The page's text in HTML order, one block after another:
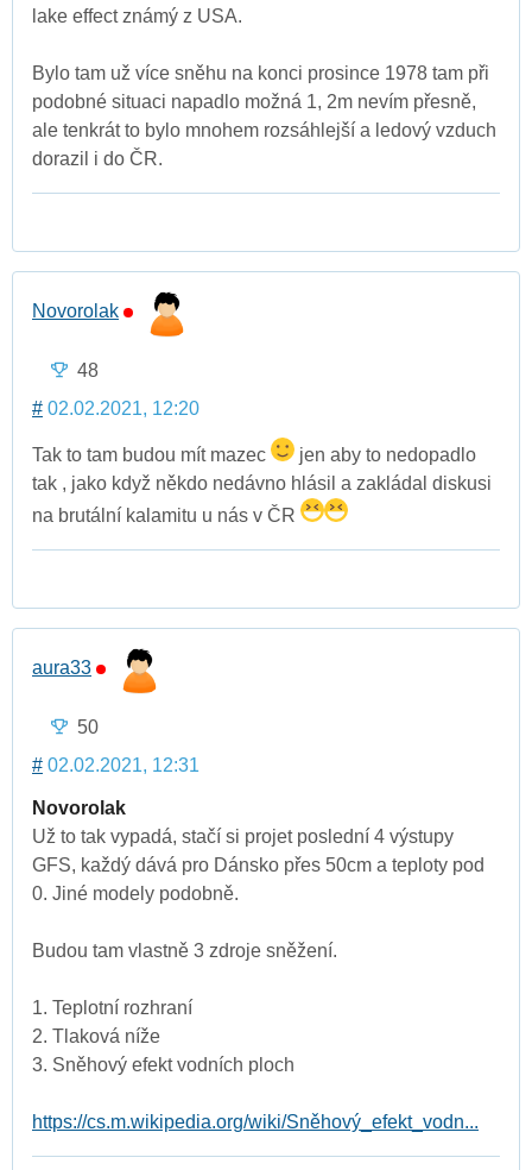
lake effect známý z USA.
Bylo tam už více sněhu na konci prosince 1978 tam při
podobné situaci napadlo možná 1, 2m nevím přesně,
ale tenkrát to bylo mnohem rozsáhlejší a ledový vzduch
dorazil i do ČR.
Novorolak
48
# 02.02.2021, 12:20
Tak to tam budou mít mazec
jen aby to nedopadlo
tak , jako když někdo nedávno hlásil a zakládal diskusi
na brutální kalamitu u nás v ČR
aura33
50
# 02.02.2021, 12:31
Novorolak
Už to tak vypadá, stačí si projet poslední 4 výstupy
GFS, každý dává pro Dánsko přes 50cm a teploty pod
0. Jiné modely podobně.
Budou tam vlastně 3 zdroje sněžení.
1. Teplotní rozhraní
2. Tlaková níže
3. Sněhový efekt vodních ploch
https://cs.m.wikipedia.org/wiki/Sněhový_efekt_vodn...